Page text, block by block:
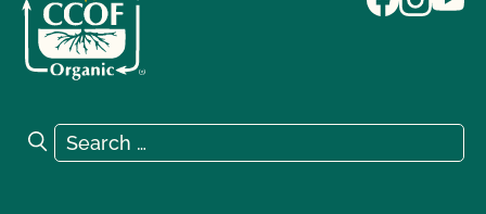
Search for:
Search